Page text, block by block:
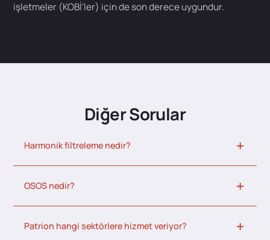
işletmeler (KOBİ'ler) için de son derece uygundur.
Diğer Sorular
Harmonik filtreleme nedir?
OSOS nedir?
Patrion hangi sektörlere hizmet veriyor?